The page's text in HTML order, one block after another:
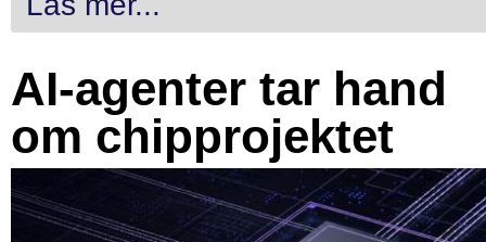
AI-agenter tar hand
om chipprojektet